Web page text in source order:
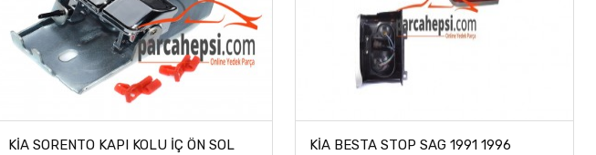
KİA SORENTO KAPI KOLU İÇ ÖN SOL
KİA BESTA STOP SAG 1991 1996